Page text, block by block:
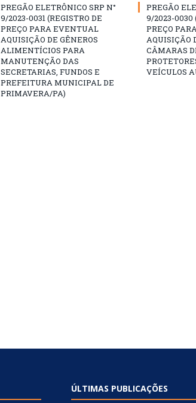
PREGÃO ELETRÔNICO SRP N°
9/2023-0031 (REGISTRO DE
PREÇO PARA EVENTUAL
AQUISIÇÃO DE GÊNEROS
ALIMENTÍCIOS PARA
MANUTENÇÃO DAS
SECRETARIAS, FUNDOS E
PREFEITURA MUNICIPAL DE
PRIMAVERA/PA)
PREGÃO
9/2023-0030
PREÇO
AQUISIÇÃO
CÂMARAS
VEÍCULOS
ÚLTIMAS PUBLICAÇÕES